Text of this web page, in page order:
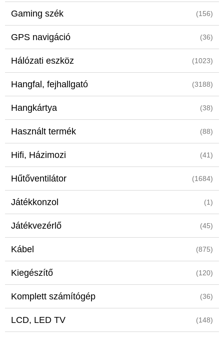
Gaming szék (156)
GPS navigáció (36)
Hálózati eszköz (1023)
Hangfal, fejhallgató (3188)
Hangkártya (38)
Használt termék (88)
Hifi, Házimozi (41)
Hűtőventilátor (1684)
Játékkonzol (1)
Játékvezérlő (45)
Kábel (875)
Kiegészítő (120)
Komplett számítógép (36)
LCD, LED TV (148)